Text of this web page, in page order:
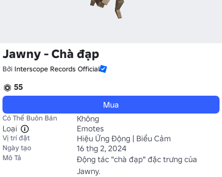
Jawny - Chà đạp
Bởi Interscope Records Official
55
Mua
Có Thể Buôn Bán
Không
Loại
Emotes
Vị trí đặt Hiệu Ứng Động | Biểu Cảm
Ngày tạo 16 thg 2, 2024
Mô Tả
Động tác "chà đạp" đặc trưng của
Jawny.